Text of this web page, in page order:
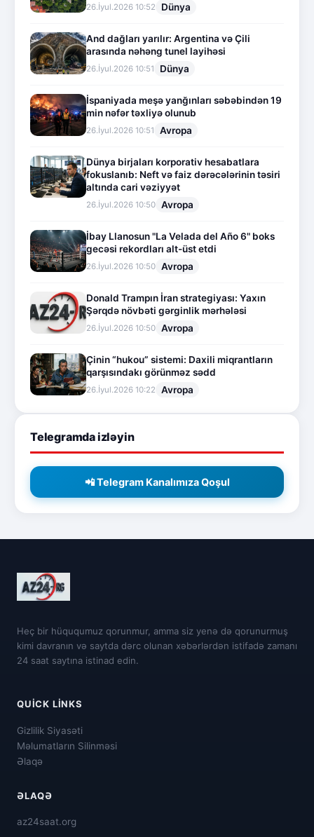
26.İyul.2026 10:52 Dünya
And dağları yarılır: Argentina və Çili
arasında nəhəng tunel layihəsi
26.İyul.2026 10:51 Dünya
İspaniyada meşə yanğınları səbəbindən 19
min nəfər təxliyə olunub
26.İyul.2026 10:51 Avropa
Dünya birjaları korporativ hesabatlara
fokuslanıb: Neft və faiz dərəcələrinin təsiri
altında cari vəziyyət
26.İyul.2026 10:50 Avropa
İbay Llanosun "La Velada del Año 6" boks
gecəsi rekordları alt-üst etdi
26.İyul.2026 10:50 Avropa
Donald Trampın İran strategiyası: Yaxın
Şərqdə növbəti gərginlik mərhələsi
26.İyul.2026 10:50 Avropa
Çinin “hukou” sistemi: Daxili miqrantların
qarşısındakı görünməz sədd
26.İyul.2026 10:22 Avropa
Telegramda izləyin
📲 Telegram Kanalımıza Qoşul
Heç bir hüququmuz qorunmur, amma siz yenə də qorunurmuş
kimi davranın və saytda dərc olunan xəbərlərdən istifadə zamanı
24 saat saytına istinad edin.
QUICK LINKS
Gizlilik Siyasəti
Məlumatların Silinməsi
Əlaqə
ƏLAQƏ
az24saat.org